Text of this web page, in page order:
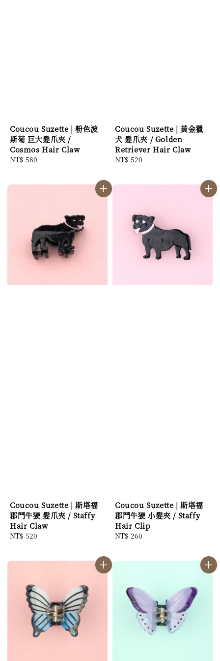
Coucou Suzette | 粉色波
斯菊 巨大髮爪夾 /
Cosmos Hair Claw
Regular
NT$ 580
Coucou Suzette | 黃金獵
犬 髮爪夾 / Golden
Retriever Hair Claw
Regular
NT$ 520
Coucou Suzette | 斯塔福
郡鬥牛㹴 髮爪夾 / Staffy
Hair Claw
Regular
NT$ 520
Coucou Suzette | 斯塔福
郡鬥牛㹴 小髮夾 / Staffy
Hair Clip
Regular
NT$ 260